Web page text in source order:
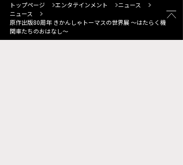
トップページ エンタテインメント
ニュース
ニュース
原作出版80周年 きかんしゃトーマスの世界展 ～はたらく機
関車たちのおはなし～